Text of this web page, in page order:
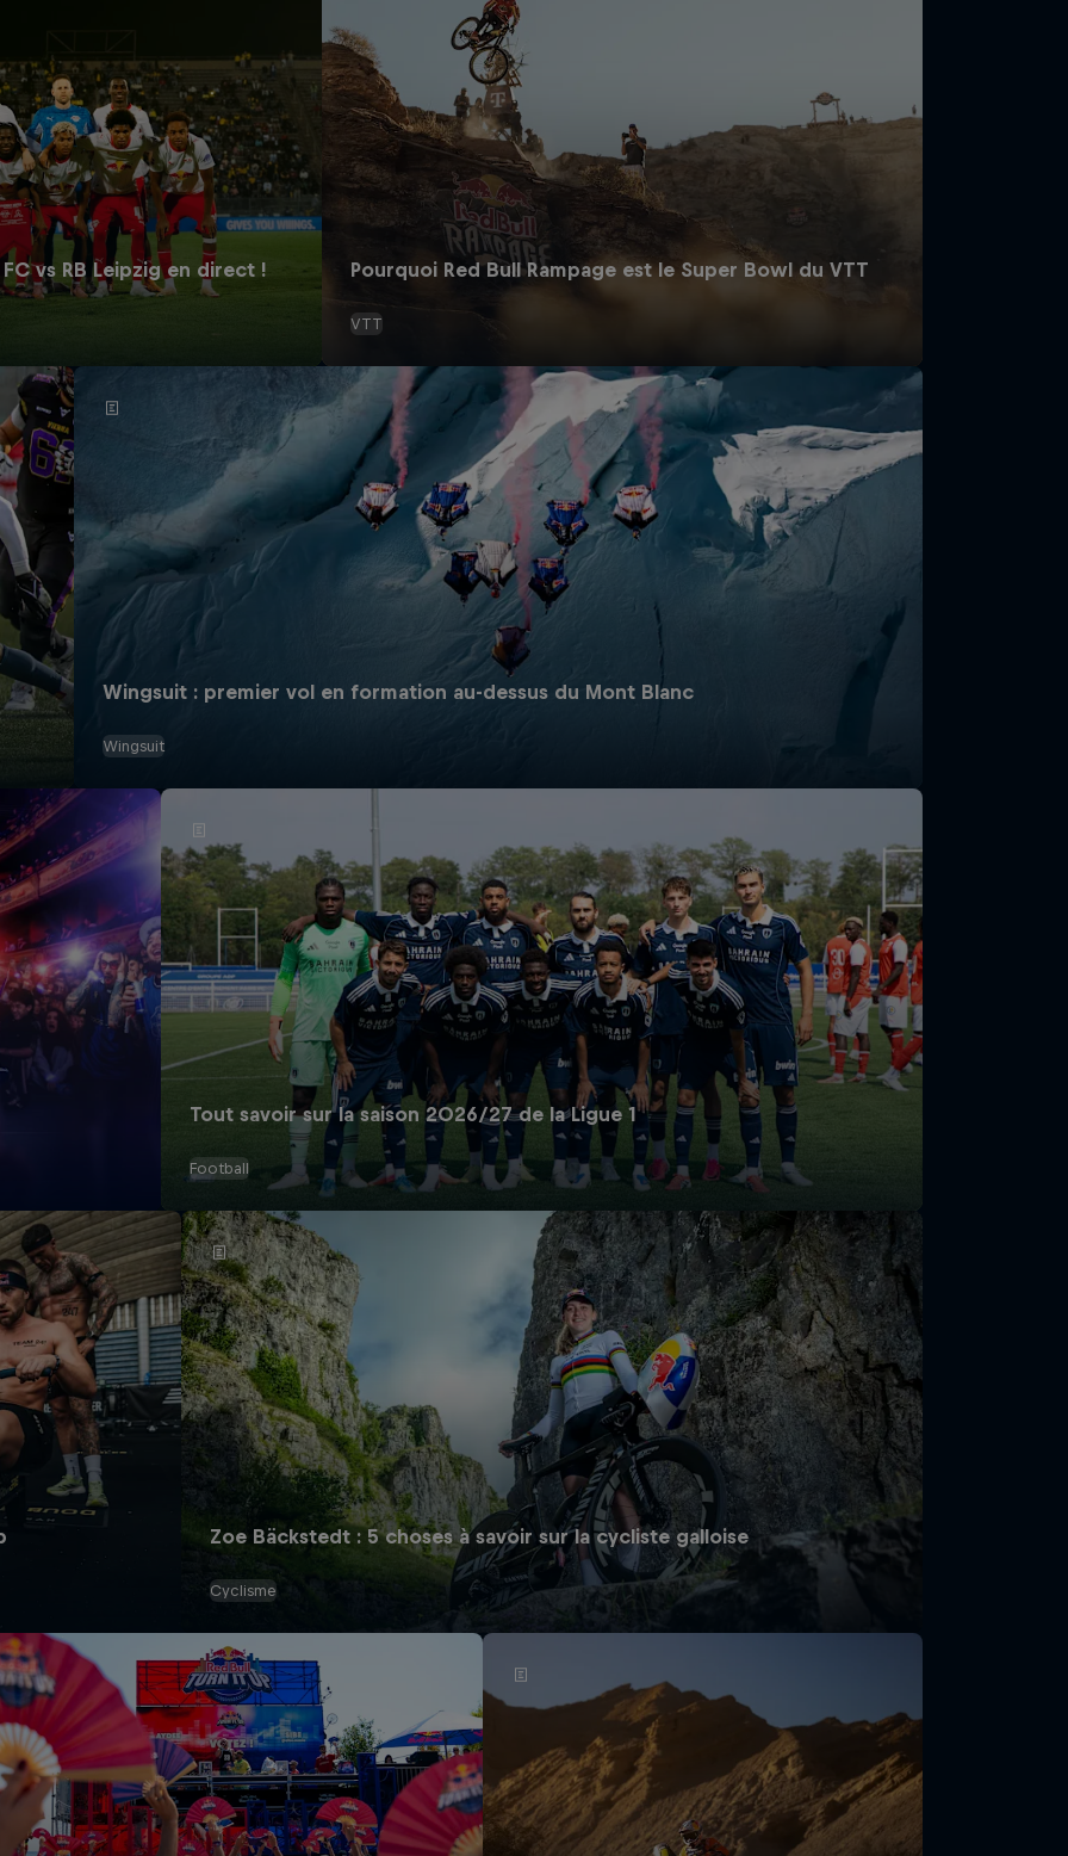
vs RB Leipzig en direct ! Pourquoi Red Bull Rampage est le Super Bowl du VTT
VTT
Wingsuit : premier vol en formation au-dessus du Mont Blanc
Wingsuit
Tout savoir sur la saison 2026/27 de la Ligue 1
Football
Zoe Bäckstedt : 5 choses à savoir sur la cycliste galloise
Cyclisme